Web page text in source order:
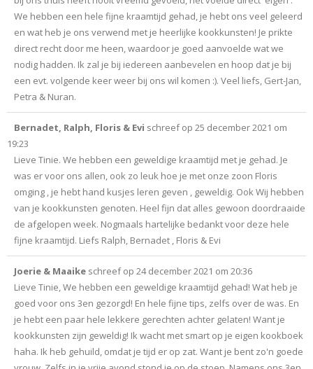
We hebben een hele fijne kraamtijd gehad, je hebt ons veel geleerd
en wat heb je ons verwend met je heerlijke kookkunsten! Je prikte
direct recht door me heen, waardoor je goed aanvoelde wat we
nodig hadden. Ik zal je bij iedereen aanbevelen en hoop dat je bij
een evt. volgende keer weer bij ons wil komen :). Veel liefs, Gert-Jan,
Petra & Nuran.
Bernadet, Ralph, Floris & Evi schreef op 25 december 2021 om
19:23
Lieve Tinie. We hebben een geweldige kraamtijd met je gehad. Je
was er voor ons allen, ook zo leuk hoe je met onze zoon Floris
omging , je hebt hand kusjes leren geven , geweldig. Ook Wij hebben
van je kookkunsten genoten. Heel fijn dat alles gewoon doordraaide
de afgelopen week. Nogmaals hartelijke bedankt voor deze hele
fijne kraamtijd. Liefs Ralph, Bernadet , Floris & Evi
Joerie & Maaike schreef op 24 december 2021 om 20:36
Lieve Tinie, We hebben een geweldige kraamtijd gehad! Wat heb je
goed voor ons 3en gezorgd! En hele fijne tips, zelfs over de was. En
je hebt een paar hele lekkere gerechten achter gelaten! Want je
kookkunsten zijn geweldig! Ik wacht met smart op je eigen kookboek
haha. Ik heb gehuild, omdat je tijd er op zat. Want je bent zo'n goede